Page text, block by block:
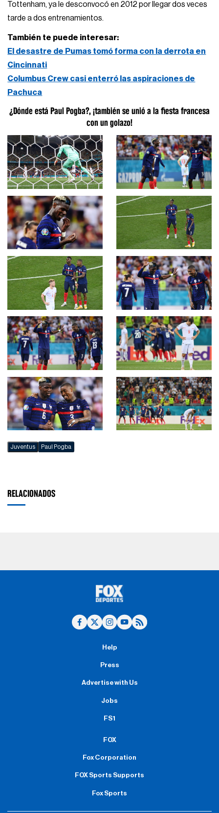
Tottenham, ya le desconvocó en 2012 por llegar dos veces
tarde a dos entrenamientos.
También te puede interesar:
El desastre de Pumas tomó forma con la derrota en
Cincinnati
Columbus Crew casi enterró las aspiraciones de
Pachuca
¿Dónde está Paul Pogba?, ¡también se unió a la fiesta francesa
con un golazo!
Juventus Paul Pogba
RELACIONADOS
Help
Press
Advertise with Us
Jobs
FS1
FOX
Fox Corporation
FOX Sports Supports
Fox Sports